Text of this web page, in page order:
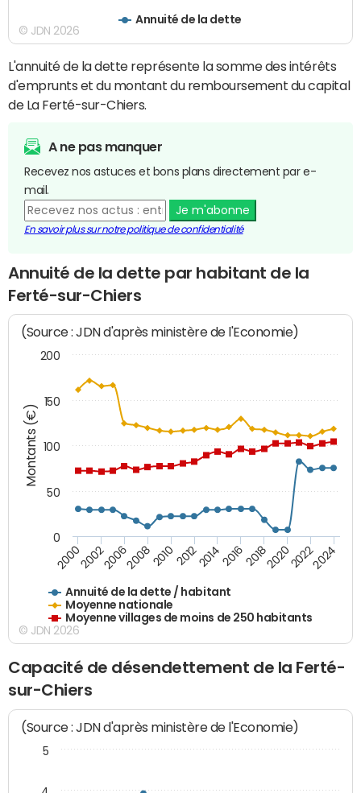
Annuité de la dette
© JDN 2026
L'annuité de la dette représente la somme des intérêts
d'emprunts et du montant du remboursement du capital
de La Ferté-sur-Chiers.
A ne pas manquer
Recevez nos astuces et bons plans directement par e-
mail.
Je m'abonne
En savoir plus sur notre politique de confidentialité
Annuité de la dette par habitant de la
Ferté-sur-Chiers
Montants (€)
(Source : JDN d'après ministère de l'Economie)
Annuité de la dette / habitant
Moyenne nationale
Moyenne villages de moins de 250 habitants
200020022006200820102012201420162018202020222024
0
50
100
150
200
© JDN 2026
Capacité de désendettement de la Ferté-
sur-Chiers
(Source : JDN d'après ministère de l'Economie)
5